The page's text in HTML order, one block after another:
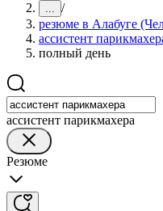
... /
резюме в Алабуге
ассистент
полный день
ассистент парикмахера
Резюме